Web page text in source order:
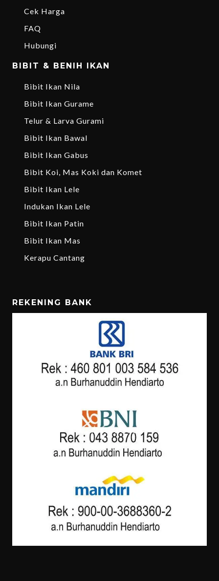
Cek Harga
FAQ
Hubungi
BIBIT & BENIH IKAN
Bibit Ikan Nila
Bibit Ikan Gurame
Telur & Larva Gurami
Bibit Ikan Bawal
Bibit Ikan Gabus
Bibit Koi, Mas Koki dan Komet
Bibit Ikan Lele
Indukan Ikan Lele
Bibit Ikan Patin
Bibit Ikan Mas
Kerapu Cantang
REKENING BANK